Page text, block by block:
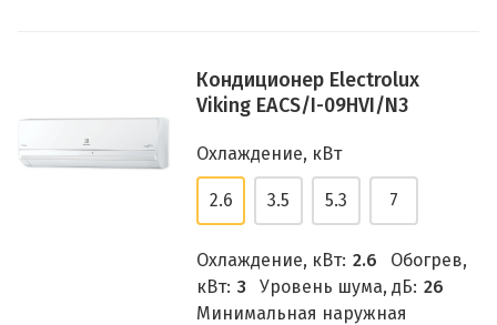
Кондиционер Electrolux
Viking EACS/I-09HVI/N3
Охлаждение, кВт
2.6 3.5 5.3 7
Охлаждение, кВт: 2.6
Обогрев,
кВт: 3 Уровень шума, дБ: 26
Минимальная наружная